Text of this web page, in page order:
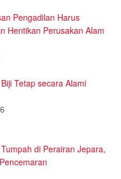
Pengadilan Harus
Hentikan Perusakan Alam
Tetap secara Alami
di Perairan Jepara,